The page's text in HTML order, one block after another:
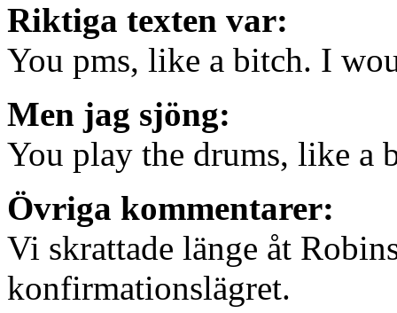
Riktiga texten var:
You pms, like a bitch. I
Men jag sjöng:
You play the drums, like a
Övriga kommentarer:
Vi skrattade länge åt
konfirmationslägret.